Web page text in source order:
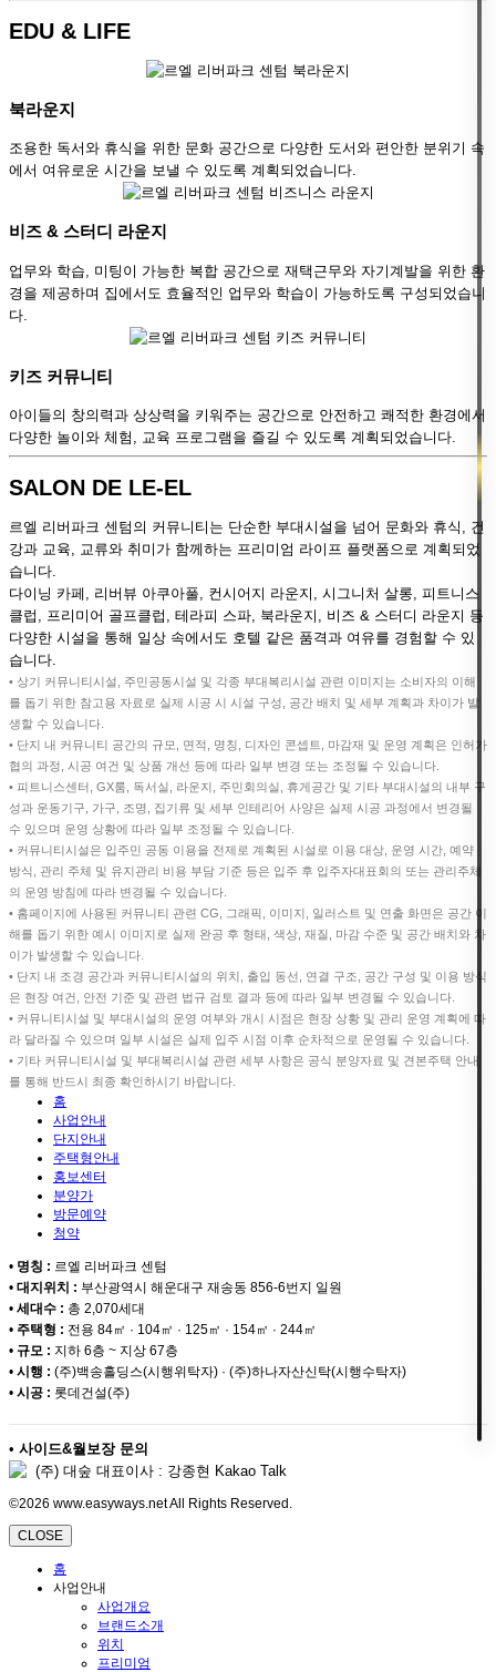
EDU & LIFE
북라운지
조용한 독서와 휴식을 위한 문화 공간으로 다양한 도서와 편안한 분위기 속
에서 여유로운 시간을 보낼 수 있도록 계획되었습니다.
비즈 & 스터디 라운지
업무와 학습, 미팅이 가능한 복합 공간으로 재택근무와 자기계발을 위한 환
경을 제공하며 집에서도 효율적인 업무와 학습이 가능하도록 구성되었습니
다.
키즈 커뮤니티
아이들의 창의력과 상상력을 키워주는 공간으로 안전하고 쾌적한 환경에서
다양한 놀이와 체험, 교육 프로그램을 즐길 수 있도록 계획되었습니다.
SALON DE LE-EL
르엘 리버파크 센텀의 커뮤니티는 단순한 부대시설을 넘어 문화와 휴식, 건
강과 교육, 교류와 취미가 함께하는 프리미엄 라이프 플랫폼으로 계획되었
습니다.
다이닝 카페, 리버뷰 아쿠아풀, 컨시어지 라운지, 시그니처 살롱, 피트니스
클럽, 프리미어 골프클럽, 테라피 스파, 북라운지, 비즈 & 스터디 라운지 등
다양한 시설을 통해 일상 속에서도 호텔 같은 품격과 여유를 경험할 수 있
습니다.
• 상기 커뮤니티시설, 주민공동시설 및 각종 부대복리시설 관련 이미지는 소비자의 이해
를 돕기 위한 참고용 자료로 실제 시공 시 시설 구성, 공간 배치 및 세부 계획과 차이가 발
생할 수 있습니다.
• 단지 내 커뮤니티 공간의 규모, 면적, 명칭, 디자인 콘셉트, 마감재 및 운영 계획은 인허가
협의 과정, 시공 여건 및 상품 개선 등에 따라 일부 변경 또는 조정될 수 있습니다.
• 피트니스센터, GX룸, 독서실, 라운지, 주민회의실, 휴게공간 및 기타 부대시설의 내부 구
성과 운동기구, 가구, 조명, 집기류 및 세부 인테리어 사양은 실제 시공 과정에서 변경될
수 있으며 운영 상황에 따라 일부 조정될 수 있습니다.
• 커뮤니티시설은 입주민 공동 이용을 전제로 계획된 시설로 이용 대상, 운영 시간, 예약
방식, 관리 주체 및 유지관리 비용 부담 기준 등은 입주 후 입주자대표회의 또는 관리주체
의 운영 방침에 따라 변경될 수 있습니다.
• 홈페이지에 사용된 커뮤니티 관련 CG, 그래픽, 이미지, 일러스트 및 연출 화면은 공간 이
해를 돕기 위한 예시 이미지로 실제 완공 후 형태, 색상, 재질, 마감 수준 및 공간 배치와 차
이가 발생할 수 있습니다.
• 단지 내 조경 공간과 커뮤니티시설의 위치, 출입 동선, 연결 구조, 공간 구성 및 이용 방식
은 현장 여건, 안전 기준 및 관련 법규 검토 결과 등에 따라 일부 변경될 수 있습니다.
• 커뮤니티시설 및 부대시설의 운영 여부와 개시 시점은 현장 상황 및 관리 운영 계획에 따
라 달라질 수 있으며 일부 시설은 실제 입주 시점 이후 순차적으로 운영될 수 있습니다.
• 기타 커뮤니티시설 및 부대복리시설 관련 세부 사항은 공식 분양자료 및 견본주택 안내
를 통해 반드시 최종 확인하시기 바랍니다.
홈
사업안내
단지안내
주택형안내
홍보센터
분양가
방문예약
청약
• 명칭 : 르엘 리버파크 센텀
• 대지위치 : 부산광역시 해운대구 재송동 856-6번지 일원
• 세대수 : 총 2,070세대
• 주택형 : 전용 84㎡ · 104㎡ · 125㎡ · 154㎡ · 244㎡
• 규모 : 지하 6층 ~ 지상 67층
• 시행 : (주)백송홀딩스(시행위탁자) · (주)하나자산신탁(시행수탁자)
• 시공 : 롯데건설(주)
• 사이드&월보장 문의
(주) 대숲 대표이사 : 강종현 Kakao Talk
©2026 www.easyways.net All Rights Reserved.
CLOSE
홈
사업안내
사업개요
브랜드소개
위치
프리미엄